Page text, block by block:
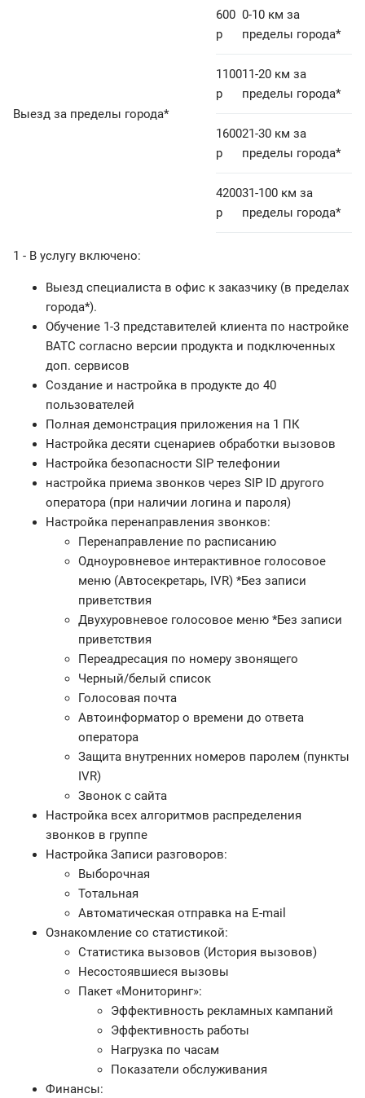
Выезд за пределы города*
600
р
0-10 км за
пределы города*
1100
р
11-20 км за
пределы города*
1600
р
21-30 км за
пределы города*
4200
р
31-100 км за
пределы города*
1 - В услугу включено:
Выезд специалиста в офис к заказчику (в пределах
города*).
Обучение 1-3 представителей клиента по настройке
ВАТС согласно версии продукта и подключенных
доп. сервисов
Создание и настройка в продукте до 40
пользователей
Полная демонстрация приложения на 1 ПК
Настройка десяти сценариев обработки вызовов
Настройка безопасности SIP телефонии
настройка приема звонков через SIP ID другого
оператора (при наличии логина и пароля)
Настройка перенаправления звонков:
Перенаправление по расписанию
Одноуровневое интерактивное голосовое
меню (Автосекретарь, IVR) *Без записи
приветствия
Двухуровневое голосовое меню *Без записи
приветствия
Переадресация по номеру звонящего
Черный/белый список
Голосовая почта
Автоинформатор о времени до ответа
оператора
Защита внутренних номеров паролем (пункты
IVR)
Звонок с сайта
Настройка всех алгоритмов распределения
звонков в группе
Настройка Записи разговоров:
Выборочная
Тотальная
Автоматическая отправка на E-mail
Ознакомление со статистикой:
Статистика вызовов (История вызовов)
Несостоявшиеся вызовы
Пакет «Мониторинг»:
Эффективность рекламных кампаний
Эффективность работы
Нагрузка по часам
Показатели обслуживания
Финансы: